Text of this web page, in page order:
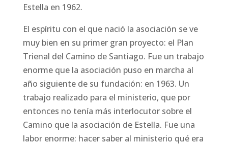
Estella en 1962.
El espíritu con el que nació la asociación se ve
muy bien en su primer gran proyecto: el Plan
Trienal del Camino de Santiago. Fue un trabajo
enorme que la asociación puso en marcha al
año siguiente de su fundación: en 1963. Un
trabajo realizado para el ministerio, que por
entonces no tenía más interlocutor sobre el
Camino que la asociación de Estella. Fue una
labor enorme: hacer saber al ministerio qué era